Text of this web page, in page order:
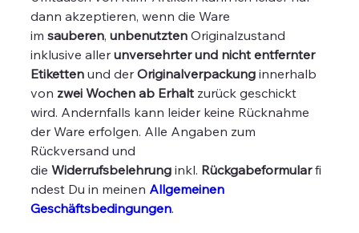
dann akzeptieren, wenn die Ware
imsauberen,unbenutzten Originalzustand
inklusive allerunversehrter und nicht entfernter
Etiketten und derOriginalverpackung innerhalb
von zwei Wochen ab Erhalt zurück geschickt
wird. Andernfalls kann leider keine Rücknahme
der Ware erfolgen. Alle Angaben zum
Rückversand und
dieWiderrufsbelehrung inkl. Rückgabeformularfi
ndest Du in meinen Allgemeinen
Geschäftsbedingungen.